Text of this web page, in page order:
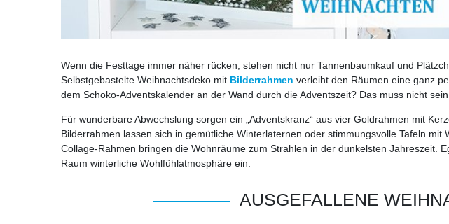
Wenn die Festtage immer näher rücken, stehen nicht nur Tannenbaumkauf und
Selbstgebastelte Weihnachtsdeko mit Bilderrahmen verleiht den Räumen eine ganz
dem Schoko-Adventskalender an der Wand durch die Adventszeit? Das muss nicht sein.
Für wunderbare Abwechslung sorgen ein „Adventskranz“ aus vier Goldrahmen mit
Bilderrahmen lassen sich in gemütliche Winterlaternen oder stimmungsvolle Tafeln
Collage-Rahmen bringen die Wohnräume zum Strahlen in der dunkelsten Jahreszeit.
Raum winterliche Wohlfühlatmosphäre ein.
AUSGEFALLENE